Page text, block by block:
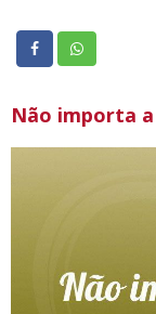
Não importa